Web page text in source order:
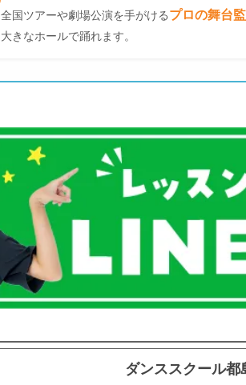
全国ツアーや劇場公演を手がけるプロの舞台
大きなホールで踊れます。
ダンススクール都